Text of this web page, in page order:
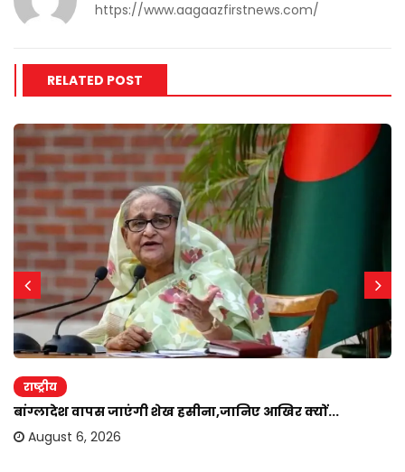
https://www.aagaazfirstnews.com/
RELATED POST
राष्ट्रीय
बांग्लादेश वापस जाएंगी शेख हसीना,जानिए आखिर क्यों...
August 6, 2026